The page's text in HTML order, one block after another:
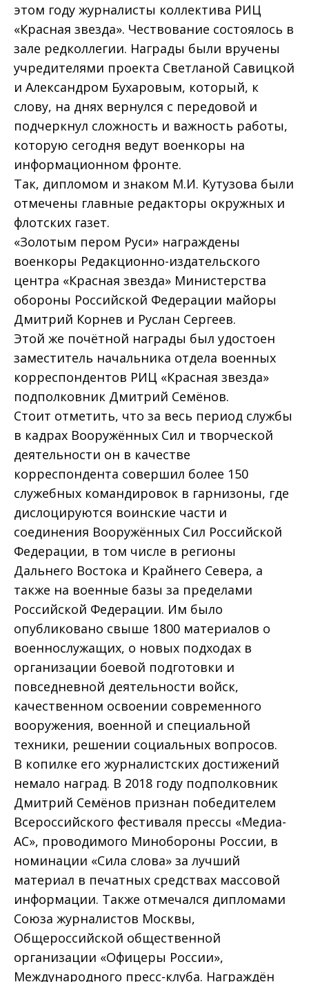
этом году журналисты коллектива РИЦ
«Красная звезда». Чествование состоялось в
зале редколлегии. Награды были вручены
учредителями проекта Светланой Савицкой
и Александром Бухаровым, который, к
слову, на днях вернулся с передовой и
подчеркнул сложность и важность работы,
которую сегодня ведут военкоры на
информационном фронте.
Так, дипломом и знаком М.И. Кутузова были
отмечены главные редакторы окружных и
флотских газет.
«Золотым пером Руси» награждены
военкоры Редакционно-издательского
центра «Красная звезда» Министерства
обороны Российской Федерации майоры
Дмитрий Корнев и Руслан Сергеев.
Этой же почётной награды был удостоен
заместитель начальника отдела военных
корреспондентов РИЦ «Красная звезда»
подполковник Дмитрий Семёнов.
Стоит отметить, что за весь период службы
в кадрах Вооружённых Сил и творческой
деятельности он в качестве
корреспондента совершил более 150
служебных командировок в гарнизоны, где
дислоцируются воинские части и
соединения Вооружённых Сил Российской
Федерации, в том числе в регионы
Дальнего Востока и Крайнего Севера, а
также на военные базы за пределами
Российской Федерации. Им было
опубликовано свыше 1800 материалов о
военнослужащих, о новых подходах в
организации боевой подготовки и
повседневной деятельности войск,
качественном освоении современного
вооружения, военной и специальной
техники, решении социальных вопросов.
В копилке его журналистских достижений
немало наград. В 2018 году подполковник
Дмитрий Семёнов признан победителем
Всероссийского фестиваля прессы «Медиа-
АС», проводимого Мин­обороны России, в
номинации «Сила слова» за лучший
материал в печатных средствах массовой
информации. Также отмечался дипломами
Союза журналистов Москвы,
Общероссийской общественной
организации «Офицеры России»,
Международного пресс-клуба. Награждён